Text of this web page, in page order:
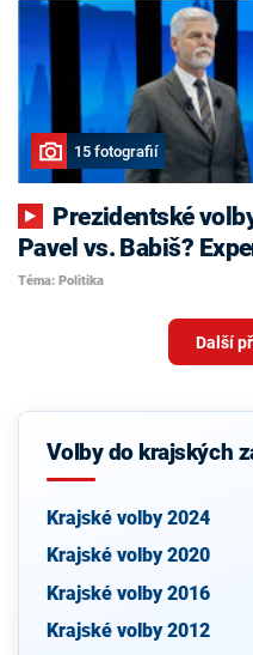
15 fotografií
Pavel vs. Babiš?
Téma: Politika
Další
Volby do krajských
Krajské volby 2024
Krajské volby 2020
Krajské volby 2016
Krajské volby 2012